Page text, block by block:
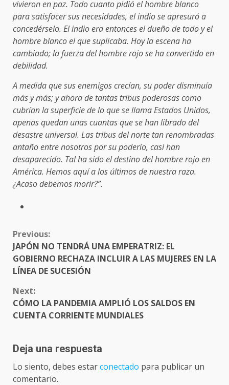
vivieron en paz. Todo cuanto pidió el hombre blanco
para satisfacer sus necesidades, el indio se apresuró a
concedérselo. El indio era entonces el dueño de todo y el
hombre blanco el que suplicaba. Hoy la escena ha
cambiado; la fuerza del hombre rojo se ha convertido en
debilidad.
A medida que sus enemigos crecían, su poder disminuía
más y más; y ahora de tantas tribus poderosas como
cubrían la superficie de lo que se llama Estados Unidos,
apenas quedan unas cuantas que se han librado del
desastre universal. Las tribus del norte tan renombradas
antaño entre nosotros por su poderío, casi han
desaparecido. Tal ha sido el destino del hombre rojo en
América. Hemos aquí a los últimos de nuestra raza.
¿Acaso debemos morir?”.
CONTINUE
READING
Previous:
JAPÓN NO TENDRÁ UNA EMPERATRIZ: EL
GOBIERNO RECHAZA INCLUIR A LAS MUJERES EN LA
LÍNEA DE SUCESIÓN
Next:
CÓMO LA PANDEMIA AMPLIÓ LOS SALDOS EN
CUENTA CORRIENTE MUNDIALES
Deja una respuesta
Lo siento, debes estarconectado para publicar un
comentario.